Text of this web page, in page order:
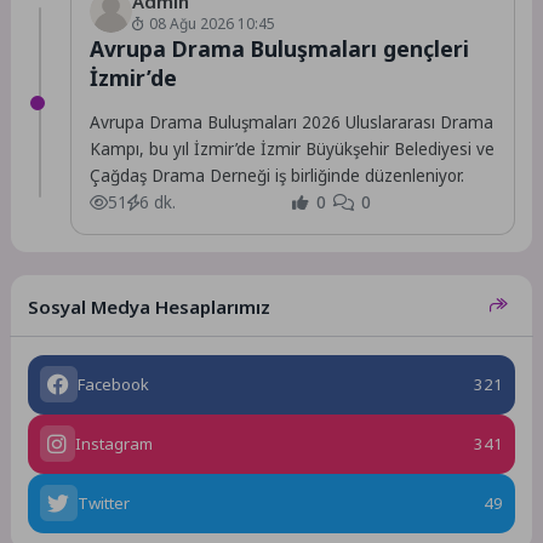
08 Ağu 2026 10:45
Avrupa Drama Buluşmaları gençleri
İzmir’de
Avrupa Drama Buluşmaları 2026 Uluslararası Drama
Kampı, bu yıl İzmir’de İzmir Büyükşehir Belediyesi ve
Çağdaş Drama Derneği iş birliğinde düzenleniyor.
51
6 dk. 0 0
Sosyal Medya Hesaplarımız
Facebook 321
Instagram 341
Twitter 49